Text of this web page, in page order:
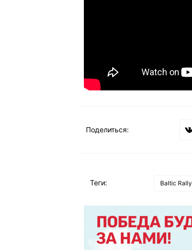
Поделиться:
Теги: Baltic Rally